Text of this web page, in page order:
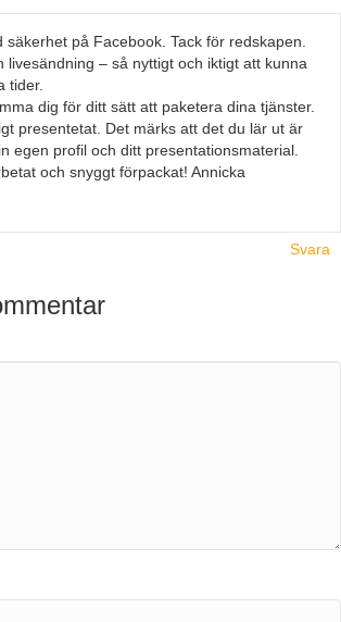
säkerhet på Facebook. Tack för redskapen.
livesändning – så nyttigt och iktigt att kunna
tider.
dig för ditt sätt att paketera dina tjänster.
presentetat. Det märks att det du lär ut är
egen profil och ditt presentationsmaterial.
och snyggt förpackat! Annicka
Svara